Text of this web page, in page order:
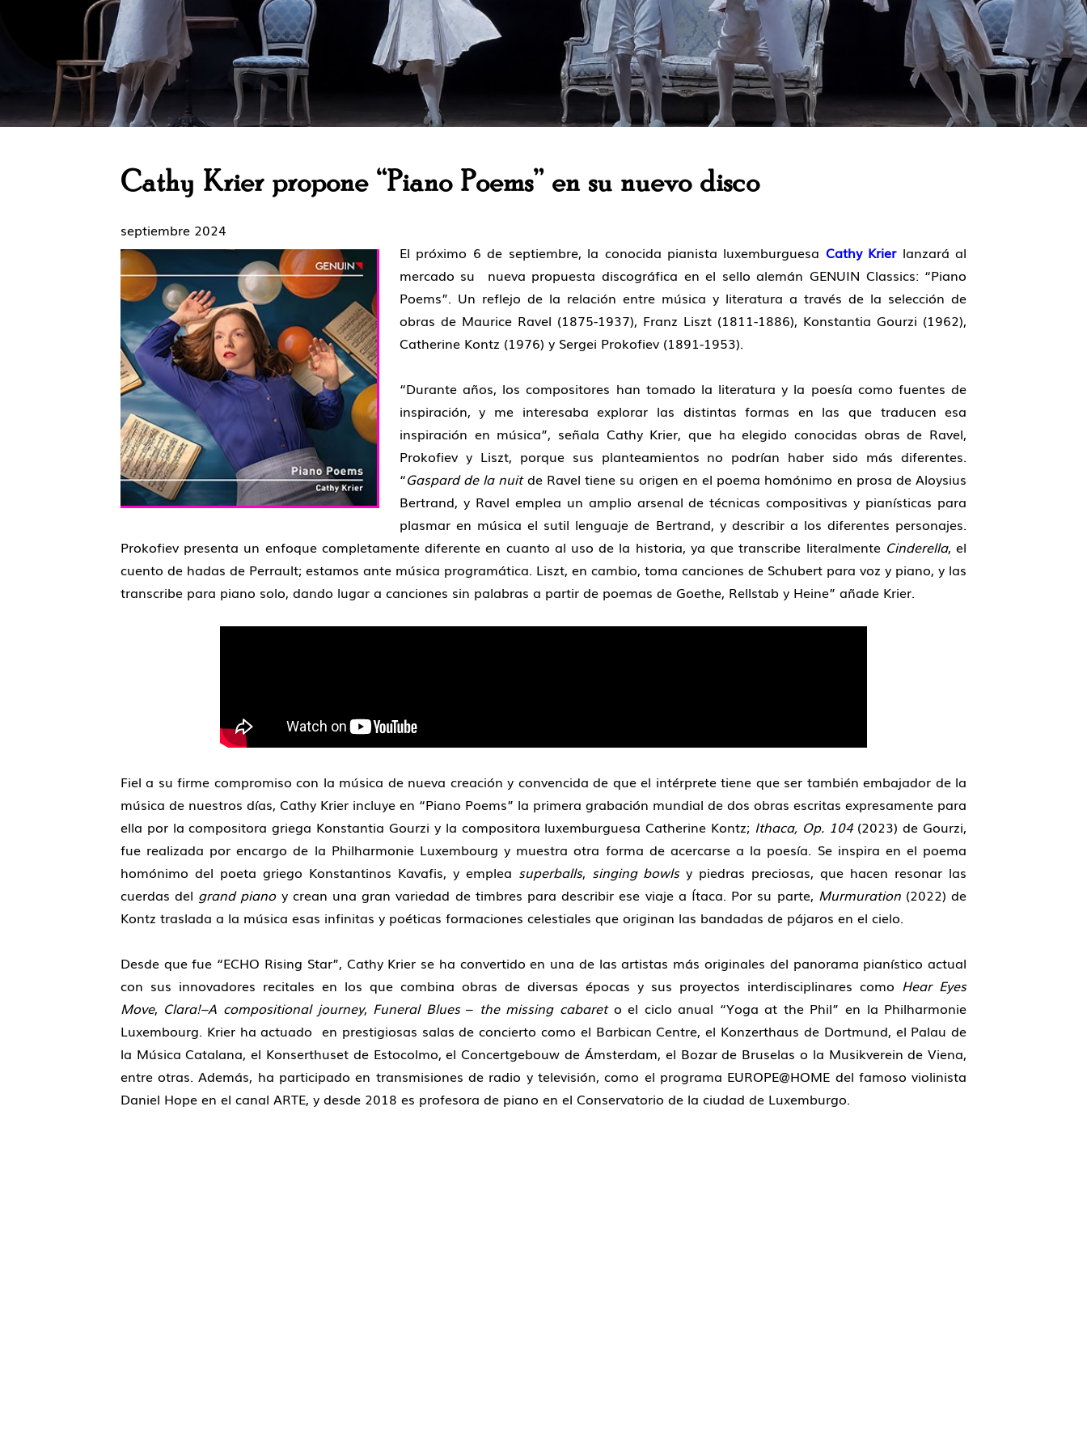
Cathy Krier propone “Piano Poems” en su nuevo disco
septiembre 2024
El próximo 6 de septiembre, la conocida pianista luxemburguesa Cathy Krierlanzará al
mercado su nueva propuesta discográfica en el sello alemán GENUIN Classics: “Piano
Poems”. Un reflejo de la relación entre música y literatura a través de la selección de
obras de Maurice Ravel (1875-1937), Franz Liszt (1811-1886), Konstantia Gourzi (1962),
Catherine Kontz (1976) y Sergei Prokofiev (1891-1953).
“Durante años, los compositores han tomado la literatura y la poesía como fuentes de
inspiración, y me interesaba explorar las distintas formas en las que traducen esa
inspiración en música”, señala Cathy Krier, que ha elegido conocidas obras de Ravel,
Prokofiev y Liszt, porque sus planteamientos no podrían haber sido más diferentes.
“Gaspard de la nuitde Ravel tiene su origen en el poema homónimo en prosa de Aloysius
Bertrand, y Ravel emplea un amplio arsenal de técnicas compositivas y pianísticas para
plasmar en música el sutil lenguaje de Bertrand, y describir a los diferentes personajes.
Prokofiev presenta un enfoque completamente diferente en cuanto al uso de la historia, ya que transcribe literalmente Cinderella, el
cuento de hadas de Perrault; estamos ante música programática. Liszt, en cambio, toma canciones de Schubert para voz y piano, y las
transcribe para piano solo, dando lugar a canciones sin palabras a partir de poemas de Goethe, Rellstab y Heine” añade Krier.
Fiel a su firme compromiso con la música de nueva creación y convencida de que el intérprete tiene que ser también embajador de la
música de nuestros días, Cathy Krier incluye en “Piano Poems” la primera grabación mundial de dos obras escritas expresamente para
ella por la compositora griega Konstantia Gourzi y la compositora luxemburguesa Catherine Kontz; Ithaca, Op. 104(2023) de Gourzi,
fue realizada por encargo de la Philharmonie Luxembourg y muestra otra forma de acercarse a la poesía. Se inspira en el poema
homónimo del poeta griego Konstantinos Kavafis, y emplea superballs, singing bowlsy piedras preciosas, que hacen resonar las
cuerdas del grand pianoy crean una gran variedad de timbres para describir ese viaje a Ítaca. Por su parte, Murmuration(2022) de
Kontz traslada a la música esas infinitas y poéticas formaciones celestiales que originan las bandadas de pájaros en el cielo.
Desde que fue “ECHO Rising Star”, Cathy Krier se ha convertido en una de las artistas más originales del panorama pianístico actual
con sus innovadores recitales en los que combina obras de diversas épocas y sus proyectos interdisciplinares como Hear Eyes
Move, Clara!–A compositional journey, Funeral Blues– the missing cabareto el ciclo anual “Yoga at the Phil” en la Philharmonie
Luxembourg. Krier ha actuado en prestigiosas salas de concierto como el Barbican Centre, el Konzerthaus de Dortmund, el Palau de
la Música Catalana, el Konserthuset de Estocolmo, el Concertgebouw de Ámsterdam, el Bozar de Bruselas o la Musikverein de Viena,
entre otras. Además, ha participado en transmisiones de radio y televisión, como el programa EUROPE@HOME del famoso violinista
Daniel Hope en el canal ARTE, y desde 2018 es profesora de piano en el Conservatorio de la ciudad de Luxemburgo.